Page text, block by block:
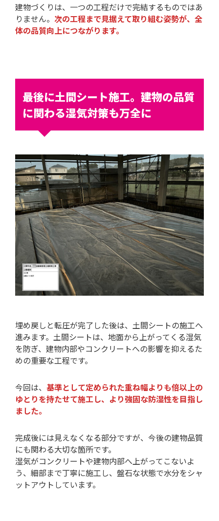
建物づくりは、一つの工程だけで完結するものではあ
りません。 次の工程まで見据えて取り組む姿勢が、全
体の品質向上につながります。
最後に土間シート施工。建物の品質
に関わる湿気対策も万全に
埋め戻しと転圧が完了した後は、土間シートの施工へ
進みます。土間シートは、地面から上がってくる湿気
を防ぎ、建物内部やコンクリートへの影響を抑えるた
めの重要な工程です。
今回は、 基準として定められた重ね幅よりも倍以上の
ゆとりを持たせて施工し、より強固な防湿性を目指し
ました。
完成後には見えなくなる部分ですが、今後の建物品質
にも関わる大切な箇所です。
湿気がコンクリートや建物内部へ上がってこないよ
う、細部まで丁寧に施工し、盤石な状態で水分をシャ
ットアウトしています。